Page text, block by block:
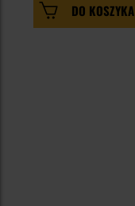
DO KOSZYKA